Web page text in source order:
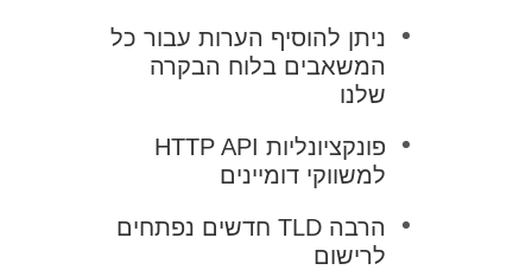
ניתן להוסיף הערות עבור כל
המשאבים בלוח הבקרה
שלנו
פונקציונליות HTTP API
למשווקי דומיינים
הרבה TLD חדשים נפתחים
לרישום